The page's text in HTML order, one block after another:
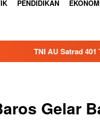
PENDIDIKAN
Tanjung Kait Salurkan
Gelar